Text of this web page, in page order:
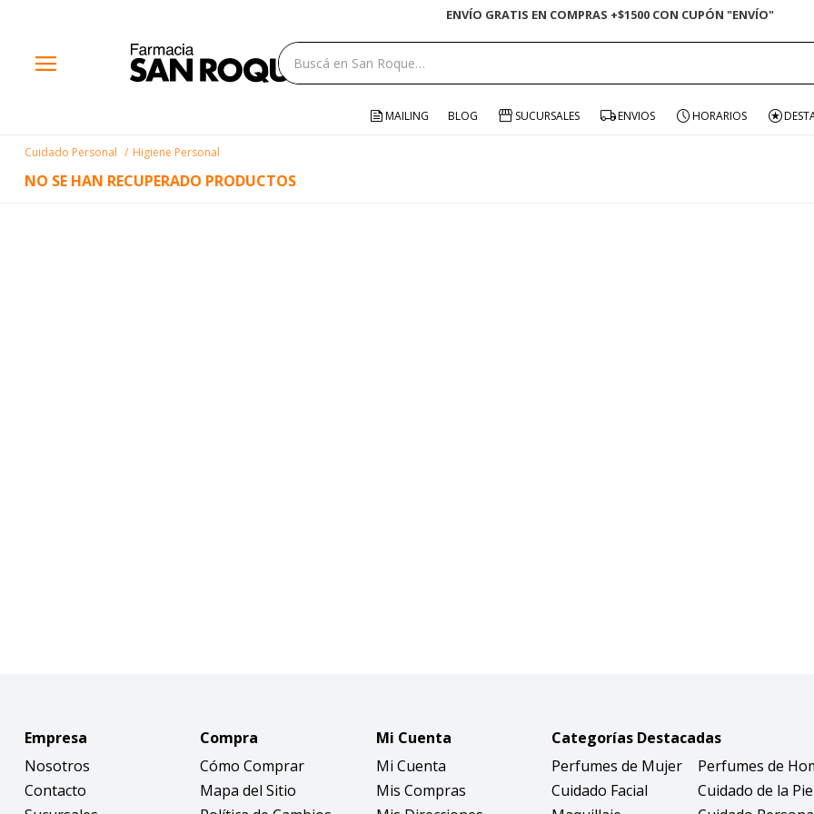
ENVÍO GRATIS EN COMPRAS +$1500 CON CUPÓN "ENVÍO"
menu
MAILING BLOG SUCURSALES ENVIOS HORARIOS
Cuidado Personal Higiene Personal
NO SE HAN RECUPERADO PRODUCTOS
Empresa
Nosotros
Contacto
Compra
Cómo Comprar
Mapa del Sitio
Mi Cuenta
Mi Cuenta
Mis Compras
Categorías Destacadas
Perfumes de Mujer
Perfumes de
Cuidado Facial
Cuidado de la
close
storefront
help